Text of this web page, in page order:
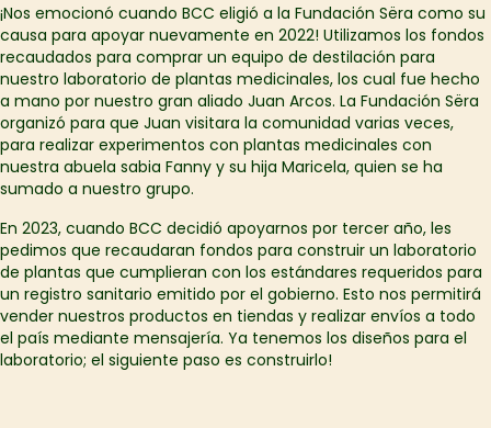
¡Nos emocionó cuando BCC eligió a la Fundación Sëra como su
causa para apoyar nuevamente en 2022! Utilizamos los fondos
recaudados para comprar un equipo de destilación para
nuestro laboratorio de plantas medicinales, los cual fue hecho
a mano por nuestro gran aliado Juan Arcos. La Fundación Sëra
organizó para que Juan visitara la comunidad varias veces,
para realizar experimentos con plantas medicinales con
nuestra abuela sabia Fanny y su hija Maricela, quien se ha
sumado a nuestro grupo.
En 2023, cuando BCC decidió apoyarnos por tercer año, les
pedimos que recaudaran fondos para construir un laboratorio
de plantas que cumplieran con los estándares requeridos para
un registro sanitario emitido por el gobierno. Esto nos permitirá
vender nuestros productos en tiendas y realizar envíos a todo
el país mediante mensajería. Ya tenemos los diseños para el
laboratorio; el siguiente paso es construirlo!